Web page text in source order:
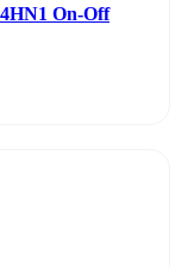
On-Off